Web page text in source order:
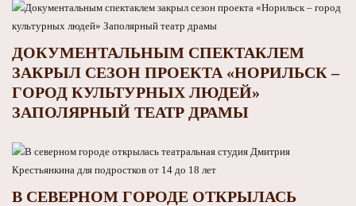
ДОКУМЕНТАЛЬНЫМ СПЕКТАКЛЕМ
ЗАКРЫЛ СЕЗОН ПРОЕКТА «НОРИЛЬСК –
ГОРОД КУЛЬТУРНЫХ ЛЮДЕЙ»
ЗАПОЛЯРНЫЙ ТЕАТР ДРАМЫ
В СЕВЕРНОМ ГОРОДЕ ОТКРЫЛАСЬ